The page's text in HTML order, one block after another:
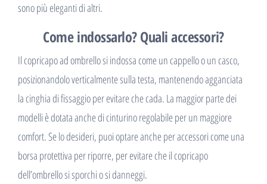
sono più eleganti di altri.
Come indossarlo? Quali accessori?
Il copricapo ad ombrello si indossa come un cappello o un casco,
posizionandolo verticalmente sulla testa, mantenendo agganciata
la cinghia di fissaggio per evitare che cada. La maggior parte dei
modelli è dotata anche di cinturino regolabile per un maggiore
comfort. Se lo desideri, puoi optare anche per accessori come una
borsa protettiva per riporre, per evitare che il copricapo
dell’ombrello si sporchi o si danneggi.